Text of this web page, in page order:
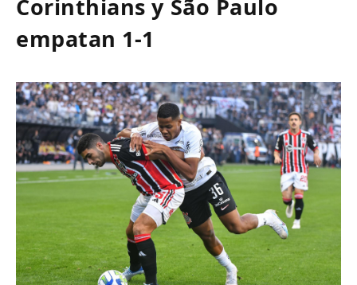
Corinthians y São Paulo
empatan 1-1